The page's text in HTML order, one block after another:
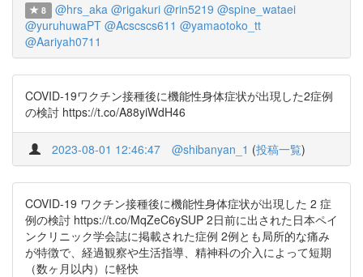
8 @hrs_aka @rigakuri @rin5219 @spine_wataei
@yuruhuwaPT @Acscscs611 @yamaotoko_tt
@Aariyah0711
COVID-19ワクチン接種後に機能性身体症状が出現した2症例
の検討 https://t.co/A88yiWdH46
2023-08-01 12:46:47 @shibanyan_1 (投稿一覧)
COVID-19 ワクチン接種後に機能性身体症状が出現した 2 症
例の検討 https://t.co/MqZeC6ySUP 2日前に出された日本ペイ
ンクリニック学会誌に掲載された症例 2例とも局所的な痛み
が特徴で、経過観察や生活指導、精神科の介入によって短期
（数ヶ月以内）に軽快